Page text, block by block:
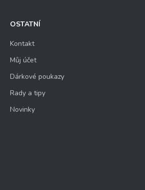
OSTATNÍ
Kontakt
Můj účet
Dárkové poukazy
Rady a tipy
Novinky